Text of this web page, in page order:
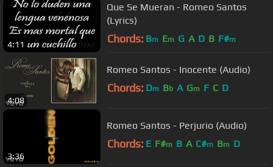
4:11
Que Se Mueran - Romeo Santos
(Lyrics)
Chords: Bm Em G A D B F#m
4:08
Romeo Santos - Inocente (Audio)
Chords: Dm Bb A Gm F C D
3:36
Romeo Santos - Perjurio (Audio)
Chords: E F#m B A C#m Bm D